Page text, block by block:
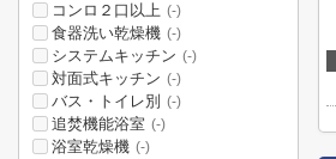
コンロ２口以上 (-)
食器洗い乾燥機 (-)
システムキッチン (-)
対面式キッチン (-)
バス・トイレ別 (-)
追焚機能浴室 (-)
浴室乾燥機 (-)